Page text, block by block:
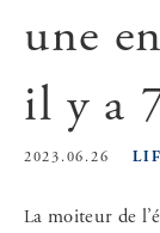
une
il y a
2023.06.26
La moiteur de l’été est arrivée. Une saison pendant laquelle